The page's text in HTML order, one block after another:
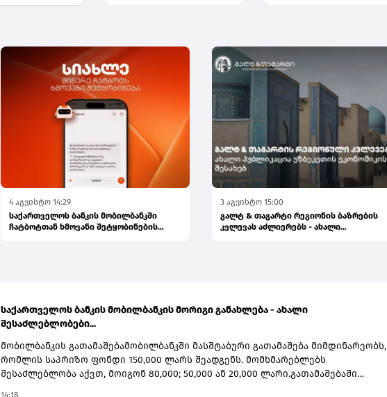
4 აგვისტო 14:29
საქართველოს ბანკის მობილბანკში
ჩატბოტთან ხმოვანი შეტყობინების
3 აგვისტო 15:00
გალტ & თაგარტი რეგიონის ბაზრების
კვლევას აძლიერებს - ახალი
საქართველოს ბანკის მობილბანკის მორიგი განახლება - ახალი
შესაძლებლობები...
მობილბანკის გათამაშებამობილბანკში მასშტაბური გათამაშება მიმდინარეობს,
რომლის საპრიზო ფონდი 150,000 ლარს შეადგენს. მომხმარებლებს
შესაძლებლობა აქვთ, მოიგონ 80,000; 50,000 ან 20,000 ლარი.გათამაშებაში
14:18